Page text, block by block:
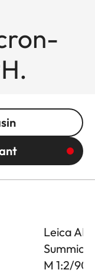
Leica
M 1:2/90